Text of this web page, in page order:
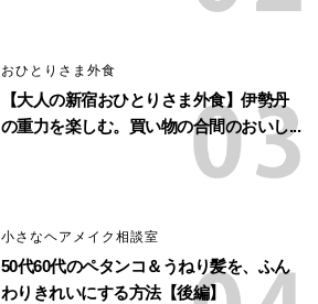
おひとりさま外食
【大人の新宿おひとりさま外食】伊勢丹
の重力を楽しむ。買い物の合間のおいし...
小さなヘアメイク相談室
50代60代のペタンコ＆うねり髪を、ふん
わりきれいにする方法【後編】